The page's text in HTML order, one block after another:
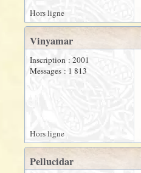
Hors ligne
Vinyamar
Inscription : 2001
Messages : 1 813
Hors ligne
Pellucidar